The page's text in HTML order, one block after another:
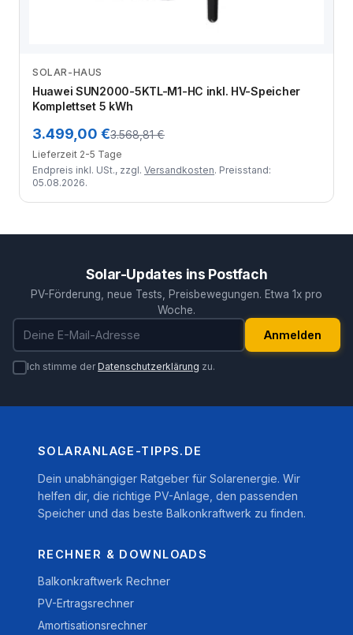
SOLAR-HAUS
Huawei SUN2000-5KTL-M1-HC inkl. HV-Speicher
Komplettset 5 kWh
3.499,00 €3.568,81 €
Lieferzeit 2-5 Tage
Endpreis inkl. USt., zzgl. Versandkosten. Preisstand:
05.08.2026.
Solar-Updates ins Postfach
PV-Förderung, neue Tests, Preisbewegungen. Etwa 1x pro
Woche.
E-Mail-Adresse
Anmelden
Ich stimme derDatenschutzerklärung zu.
SOLARANLAGE-TIPPS.DE
Dein unabhängiger Ratgeber für Solarenergie. Wir
helfen dir, die richtige PV-Anlage, den passenden
Speicher und das beste Balkonkraftwerk zu finden.
RECHNER & DOWNLOADS
Balkonkraftwerk Rechner
PV-Ertragsrechner
Amortisationsrechner